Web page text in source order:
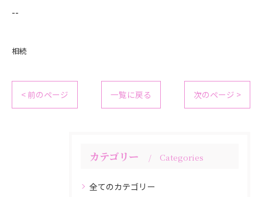
--
相続
< 前のページ 一覧に戻る 次のページ >
カテゴリー Categories
全てのカテゴリー